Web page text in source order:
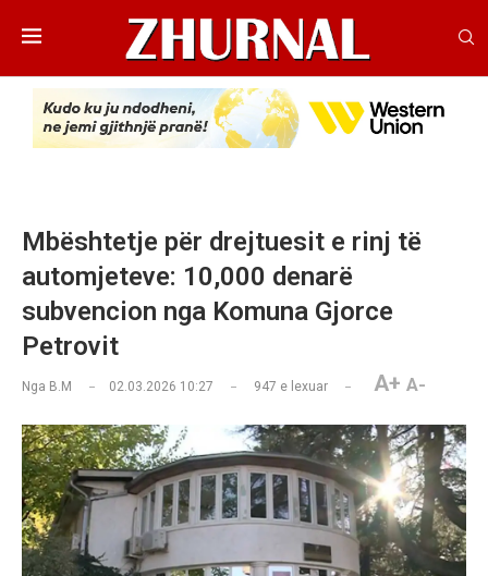
Mbështetje për drejtuesit e rinj të
automjeteve: 10,000 denarë
subvencion nga Komuna Gjorce
Petrovit
Nga B.M 02.03.2026 10:27 947 e lexuar A+ A-